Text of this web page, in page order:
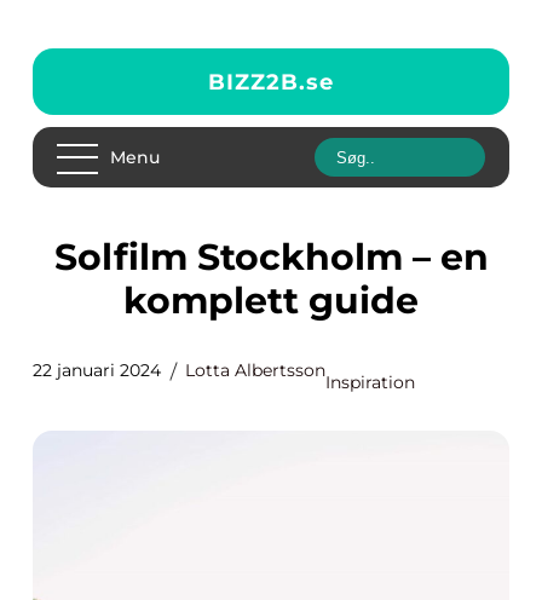
BIZZ2B.se
Menu
Solfilm Stockholm – en
komplett guide
22 januari 2024 Lotta Albertsson
Inspiration